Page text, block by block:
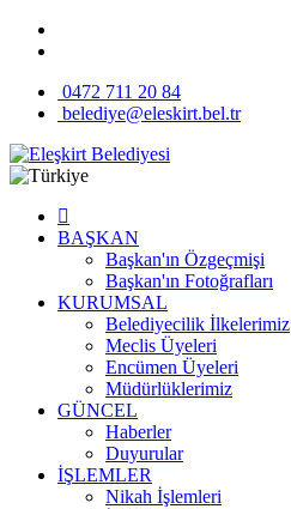
0472 711 20 84
belediye@eleskirt.bel.tr
BAŞKAN
Başkan'ın Özgeçmişi
Başkan'ın Fotoğrafları
KURUMSAL
Belediyecilik İlkelerimiz
Meclis Üyeleri
Encümen Üyeleri
Müdürlüklerimiz
GÜNCEL
Haberler
Duyurular
İŞLEMLER
Nikah İşlemleri